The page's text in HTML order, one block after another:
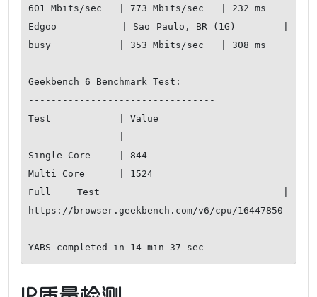
601 Mbits/sec   | 773 Mbits/sec   | 232 ms
Edgoo           | Sao Paulo, BR (1G)        |
busy            | 353 Mbits/sec   | 308 ms
Geekbench 6 Benchmark Test:
---------------------------------
Test            | Value
Single Core     | 844
Multi Core      | 1524
Full Test       |
https://browser.geekbench.com/v6/cpu/16447850